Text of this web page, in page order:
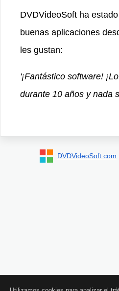
DVDVideoSoft ha
buenas aplicaciones
les gustan:
'¡Fantástico software!
durante 10 años y nada
DVDVideoSoft.com